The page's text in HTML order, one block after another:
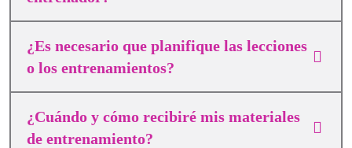
¿Es necesario que planifique las lecciones
o los entrenamientos?
¿Cuándo y cómo recibiré mis materiales
de entrenamiento?